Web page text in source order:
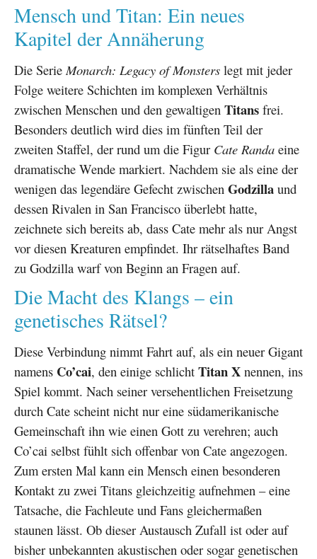
Mensch und Titan: Ein neues
Kapitel der Annäherung
Die Serie Monarch: Legacy of Monsters legt mit jeder
Folge weitere Schichten im komplexen Verhältnis
zwischen Menschen und den gewaltigen Titans frei.
Besonders deutlich wird dies im fünften Teil der
zweiten Staffel, der rund um die Figur Cate Randa eine
dramatische Wende markiert. Nachdem sie als eine der
wenigen das legendäre Gefecht zwischen Godzilla und
dessen Rivalen in San Francisco überlebt hatte,
zeichnete sich bereits ab, dass Cate mehr als nur Angst
vor diesen Kreaturen empfindet. Ihr rätselhaftes Band
zu Godzilla warf von Beginn an Fragen auf.
Die Macht des Klangs – ein
genetisches Rätsel?
Diese Verbindung nimmt Fahrt auf, als ein neuer Gigant
namens Co’cai, den einige schlicht Titan X nennen, ins
Spiel kommt. Nach seiner versehentlichen Freisetzung
durch Cate scheint nicht nur eine südamerikanische
Gemeinschaft ihn wie einen Gott zu verehren; auch
Co’cai selbst fühlt sich offenbar von Cate angezogen.
Zum ersten Mal kann ein Mensch einen besonderen
Kontakt zu zwei Titans gleichzeitig aufnehmen – eine
Tatsache, die Fachleute und Fans gleichermaßen
staunen lässt. Ob dieser Austausch Zufall ist oder auf
bisher unbekannten akustischen oder sogar genetischen